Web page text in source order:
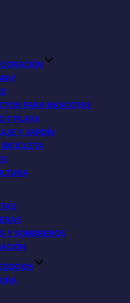
PARA MASCOTAS
Y PLAYA
Y JARDÍN
BICICLETA
Y SOMBREROS